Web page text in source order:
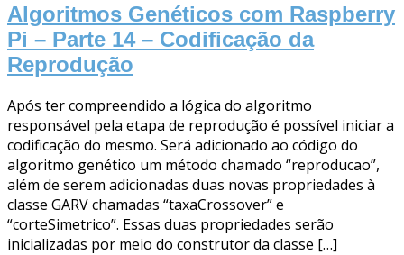
Algoritmos Genéticos com Raspberry
Pi – Parte 14 – Codificação da
Reprodução
Após ter compreendido a lógica do algoritmo
responsável pela etapa de reprodução é possível iniciar a
codificação do mesmo. Será adicionado ao código do
algoritmo genético um método chamado “reproducao”,
além de serem adicionadas duas novas propriedades à
classe GARV chamadas “taxaCrossover” e
“corteSimetrico”. Essas duas propriedades serão
inicializadas por meio do construtor da classe […]